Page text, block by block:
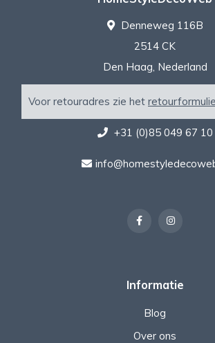
Denneweg 116B
2514 CK
Den Haag, Nederland
Voor retouradres zie het
+31 (0)85 049 67 10
Informatie
Blog
Over ons